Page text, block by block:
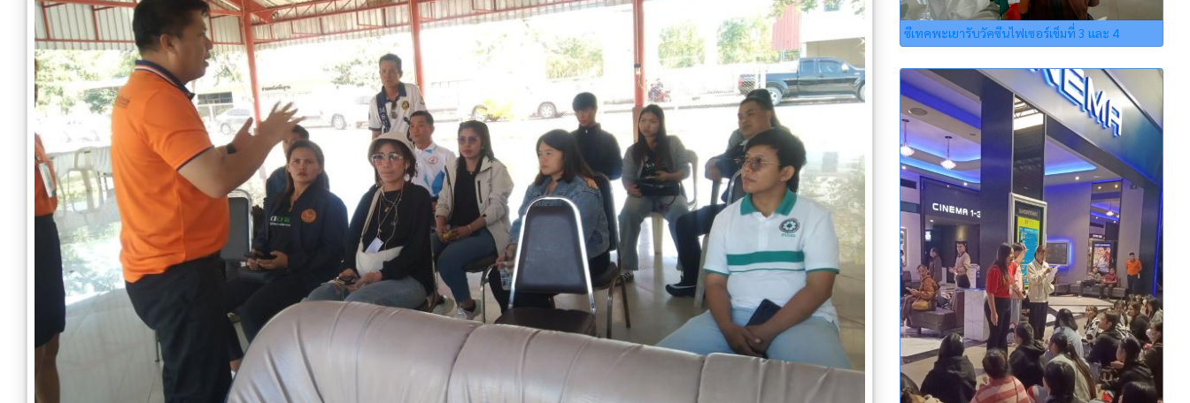
ซีเทคพะเยารับวัคซีนไฟเซอร์เข็มที่ 3 และ 4